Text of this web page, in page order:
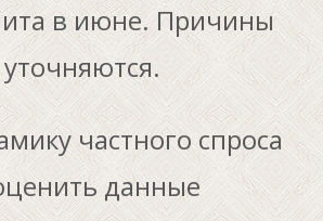
в июне. Причины
частного спроса
данные